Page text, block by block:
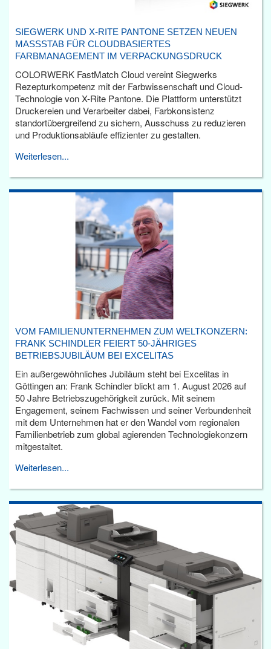
SIEGWERK UND X-RITE PANTONE SETZEN NEUEN
MASSSTAB FÜR CLOUDBASIERTES F
ARBMANAGEMENT IM VERPACKUNGSDRUCK
COLORWERK FastMatch Cloud vereint Siegwerks
Rezepturkompetenz mit der Farbwissenschaft und Cloud-
Technologie von X-Rite Pantone. Die Plattform unterstützt
Druckereien und Verarbeiter dabei, Farbkonsistenz
standortübergreifend zu sichern, Ausschuss zu reduzieren
und Produktionsabläufe effizienter zu gestalten.
Weiterlesen...
VOM FAMILIENUNTERNEHMEN ZUM WELTKONZERN:
FRANK SCHINDLER FEIERT 50-JÄHRIGES
BETRIEBSJUBILÄUM BEI EXCELITAS
Ein außergewöhnliches Jubiläum steht bei Excelitas in
Göttingen an: Frank Schindler blickt am 1. August 2026 auf
50 Jahre Betriebszugehörigkeit zurück. Mit seinem
Engagement, seinem Fachwissen und seiner Verbundenheit
mit dem Unternehmen hat er den Wandel vom regionalen
Familienbetrieb zum global agierenden Technologiekonzern
mitgestaltet.
Weiterlesen...